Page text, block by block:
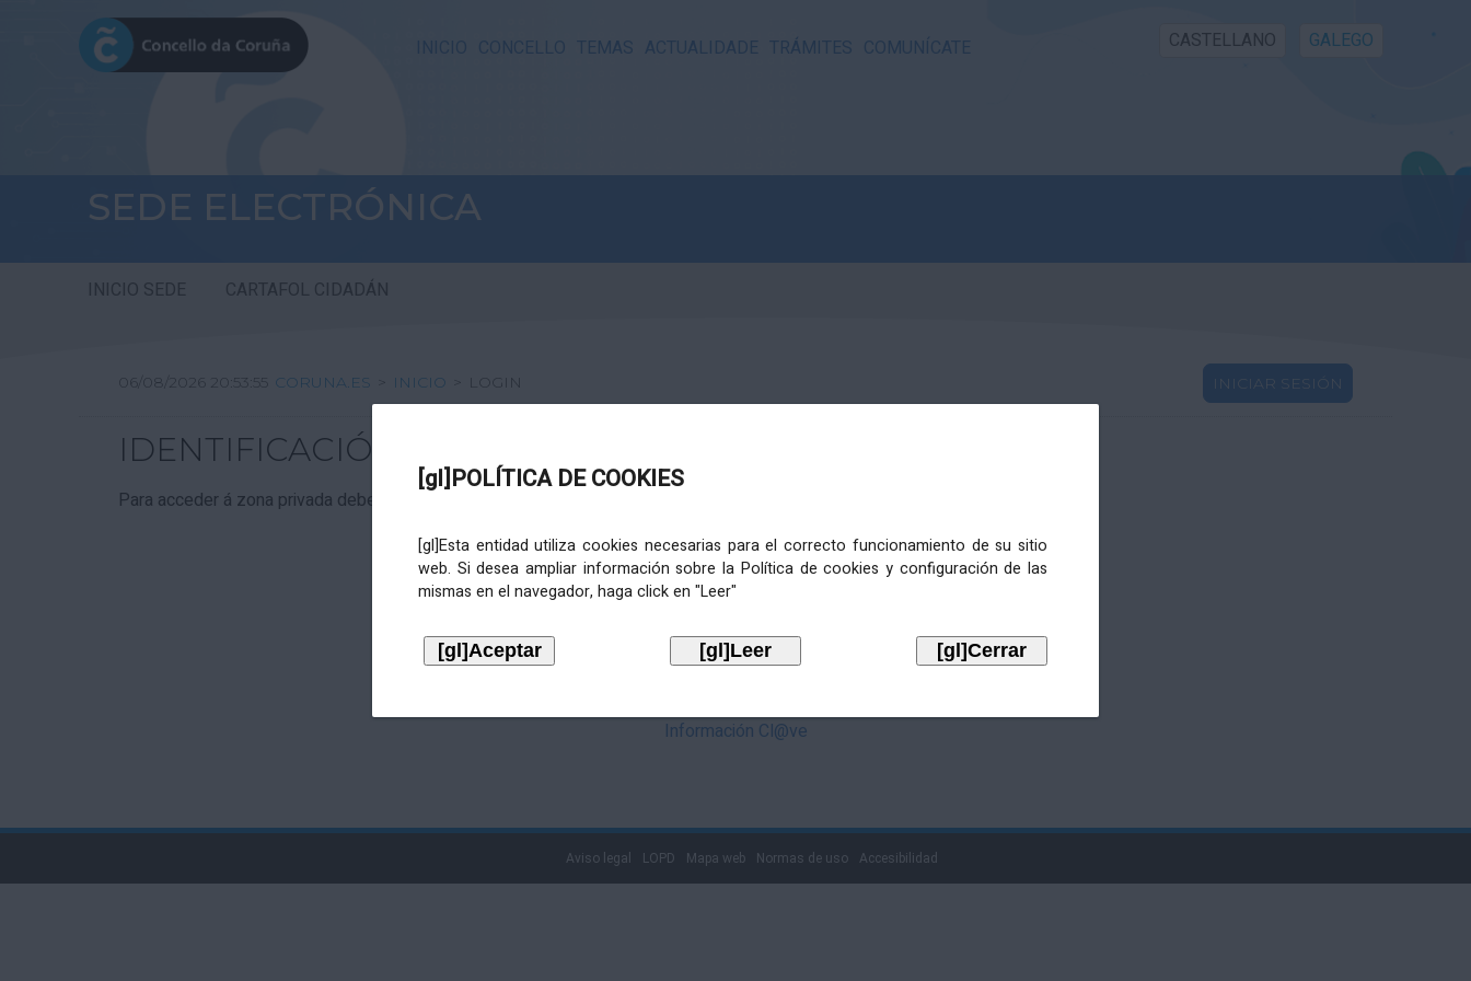
INICIO CONCELLO TEMAS ACTUALIDADE TRÁMITES COMUNÍCATE CASTELLANO GALEGO
SEDE ELECTRÓNICA
INICIO SEDE CARTAFOL CIDADÁN
[gl]POLÍTICA DE COOKIES
[gl]Esta entidad utiliza cookies necesarias para el correcto funcionamiento de su sitio
web. Si desea ampliar información sobre la Política de cookies y configuración de las
mismas en el navegador, haga click en "Leer"
06/08/2026 20:53:55 CORUNA.ES > INICIO > LOGIN INICIAR SESIÓN
IDENTIFICACIÓN
Para acceder á zona privada debe identificarse mediante Cl@ve. Pulse no logotipo
Información Cl@ve
Aviso legal LOPD Mapa web Normas de uso Accesibilidad